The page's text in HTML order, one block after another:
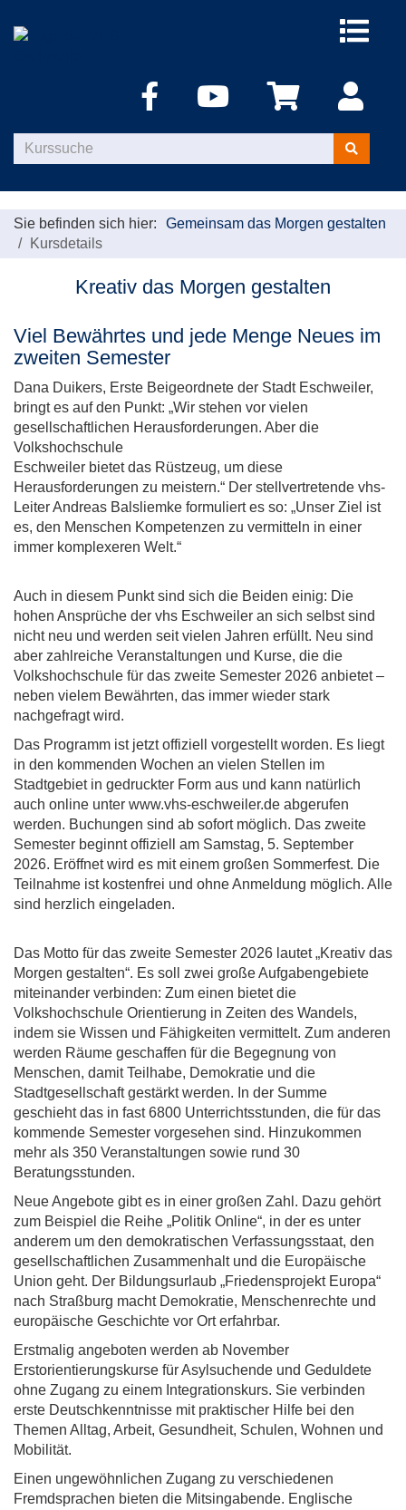
Menü
Kurse
suchen
Sie befinden sich hier:
Gemeinsam das Morgen gestalten
Kursdetails
Kreativ das Morgen gestalten
Viel Bewährtes und jede Menge Neues im
zweiten Semester
Dana Duikers, Erste Beigeordnete der Stadt Eschweiler,
bringt es auf den Punkt: „Wir stehen vor vielen
gesellschaftlichen Herausforderungen. Aber die
Volkshochschule
Eschweiler bietet das Rüstzeug, um diese
Herausforderungen zu meistern.“ Der stellvertretende vhs-
Leiter Andreas Balsliemke formuliert es so: „Unser Ziel ist
es, den Menschen Kompetenzen zu vermitteln in einer
immer komplexeren Welt.“
Auch in diesem Punkt sind sich die Beiden einig: Die
hohen Ansprüche der vhs Eschweiler an sich selbst sind
nicht neu und werden seit vielen Jahren erfüllt. Neu sind
aber zahlreiche Veranstaltungen und Kurse, die die
Volkshochschule für das zweite Semester 2026 anbietet –
neben vielem Bewährten, das immer wieder stark
nachgefragt wird.
Das Programm ist jetzt offiziell vorgestellt worden. Es liegt
in den kommenden Wochen an vielen Stellen im
Stadtgebiet in gedruckter Form aus und kann natürlich
auch online unter www.vhs-eschweiler.de abgerufen
werden. Buchungen sind ab sofort möglich. Das zweite
Semester beginnt offiziell am Samstag, 5. September
2026. Eröffnet wird es mit einem großen Sommerfest. Die
Teilnahme ist kostenfrei und ohne Anmeldung möglich. Alle
sind herzlich eingeladen.
Das Motto für das zweite Semester 2026 lautet „Kreativ das
Morgen gestalten“. Es soll zwei große Aufgabengebiete
miteinander verbinden: Zum einen bietet die
Volkshochschule Orientierung in Zeiten des Wandels,
indem sie Wissen und Fähigkeiten vermittelt. Zum anderen
werden Räume geschaffen für die Begegnung von
Menschen, damit Teilhabe, Demokratie und die
Stadtgesellschaft gestärkt werden. In der Summe
geschieht das in fast 6800 Unterrichtsstunden, die für das
kommende Semester vorgesehen sind. Hinzukommen
mehr als 350 Veranstaltungen sowie rund 30
Beratungsstunden.
Neue Angebote gibt es in einer großen Zahl. Dazu gehört
zum Beispiel die Reihe „Politik Online“, in der es unter
anderem um den demokratischen Verfassungsstaat, den
gesellschaftlichen Zusammenhalt und die Europäische
Union geht. Der Bildungsurlaub „Friedensprojekt Europa“
nach Straßburg macht Demokratie, Menschenrechte und
europäische Geschichte vor Ort erfahrbar.
Erstmalig angeboten werden ab November
Erstorientierungskurse für Asylsuchende und Geduldete
ohne Zugang zu einem Integrationskurs. Sie verbinden
erste Deutschkenntnisse mit praktischer Hilfe bei den
Themen Alltag, Arbeit, Gesundheit, Schulen, Wohnen und
Mobilität.
Einen ungewöhnlichen Zugang zu verschiedenen
Fremdsprachen bieten die Mitsingabende. Englische